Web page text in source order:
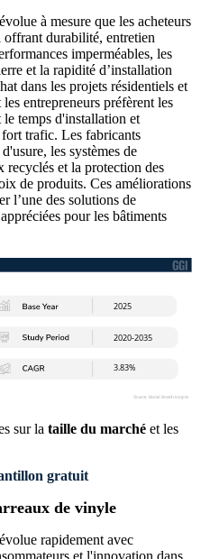
à mesure que les acheteurs
offrant durabilité, entretien
imperméables, les
et la rapidité d’installation
dans les projets résidentiels et
entrepreneurs préfèrent les
temps d'installation et
trafic. Les fabricants
les systèmes de
recyclés et la protection des
de produits. Ces améliorations
l’une des solutions de
pour les bâtiments
sur la taille du marché et les
gratuit
de vinyle
rapidement avec